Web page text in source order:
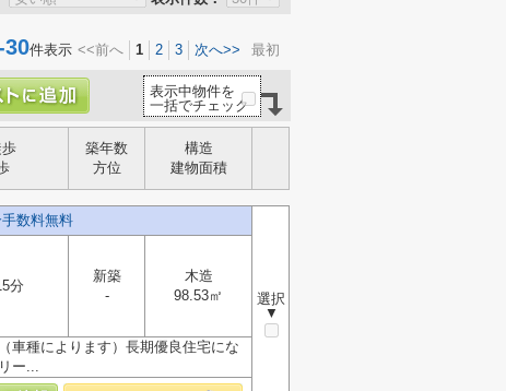
件表示 <<前へ 1 2 3 次へ>> 最初
表示中物件を
一括でチェック
築年数
方位
構造
建物面積
数料無料
選択
▼
分
新築
-
木造
98.53㎡
車種によります）長期優良住宅にな
ー...